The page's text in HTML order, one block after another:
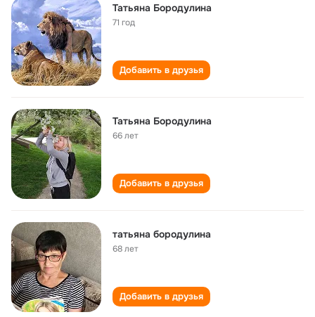
Татьяна Бородулина
71 год
Добавить в друзья
Татьяна Бородулина
66 лет
Добавить в друзья
татьяна бородулина
68 лет
Добавить в друзья